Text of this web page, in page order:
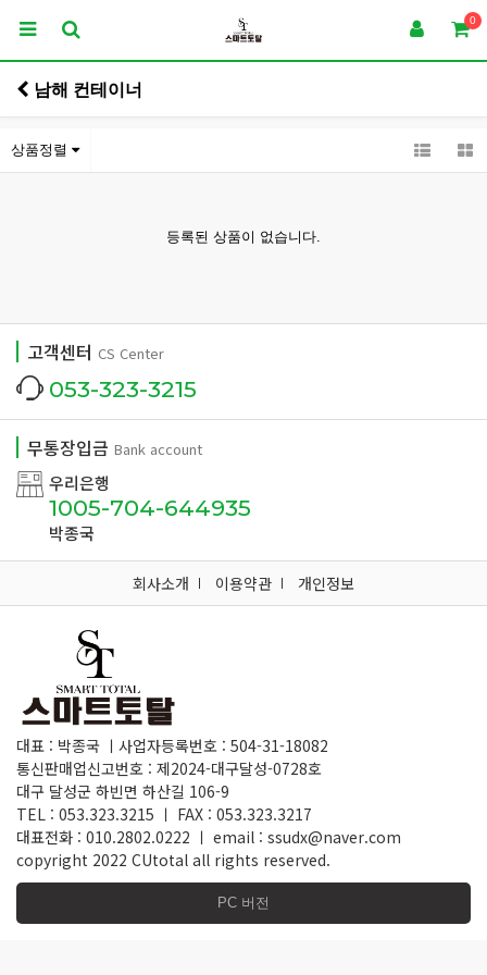
0
남해 컨테이너
상품정렬
등록된 상품이 없습니다.
고객센터 CS Center
053-323-3215
무통장입금 Bank account
우리은행
1005-704-644935
박종국
회사소개 이용약관 개인정보
대표 : 박종국 ㅣ사업자등록번호 : 504-31-18082
통신판매업신고번호 : 제2024-대구달성-0728호
대구 달성군 하빈면 하산길 106-9
TEL : 053.323.3215 ㅣ FAX : 053.323.3217
대표전화 : 010.2802.0222 ㅣ email : ssudx@naver.com
copyright 2022 CUtotal all rights reserved.
PC 버전